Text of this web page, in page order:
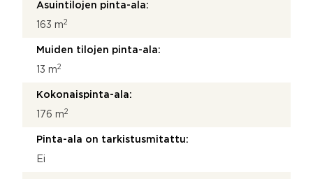
Asuintilojen pinta-ala:
163 m2
Muiden tilojen pinta-ala:
13 m2
Kokonaispinta-ala:
176 m2
Pinta-ala on tarkistusmitattu:
Ei